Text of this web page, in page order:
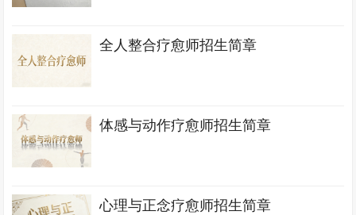
全人整合疗愈师招生简章
体感与动作疗愈师招生简章
心理与正念疗愈师招生简章